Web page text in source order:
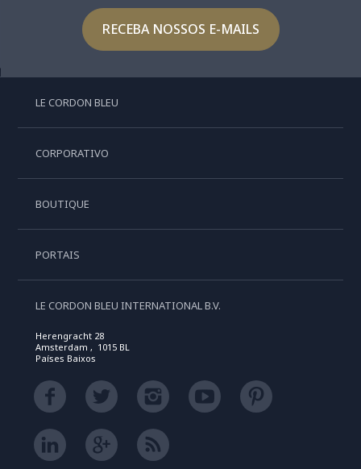
RECEBA NOSSOS E-MAILS
LE CORDON BLEU
CORPORATIVO
BOUTIQUE
PORTAIS
LE CORDON BLEU INTERNATIONAL B.V.
Herengracht 28
Amsterdam , 1015 BL
Países Baixos